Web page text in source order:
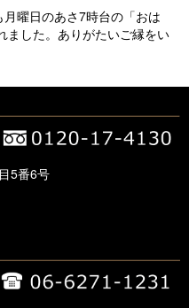
曜日のあさ7時台の「おは
ました。ありがたいご縁をい
5番6号